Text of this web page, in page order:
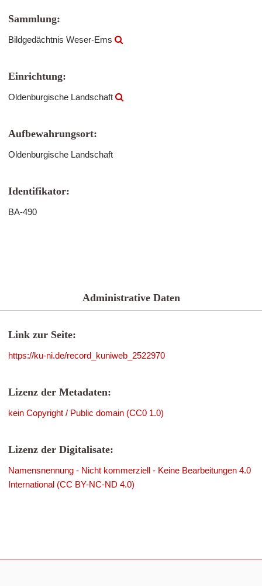
Sammlung:
Bildgedächtnis Weser-Ems
Einrichtung:
Oldenburgische Landschaft
Aufbewahrungsort:
Oldenburgische Landschaft
Identifikator:
BA-490
Administrative Daten
Link zur Seite:
https://ku-ni.de/record_kuniweb_2522970
Lizenz der Metadaten:
kein Copyright / Public domain (CC0 1.0)
Lizenz der Digitalisate:
Namensnennung - Nicht kommerziell - Keine Bearbeitungen 4.0
International (CC BY-NC-ND 4.0)